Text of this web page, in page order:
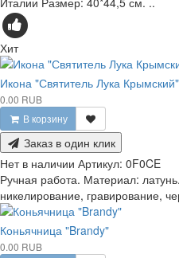
Хит
Икона "Святитель Лука Крымский"
0.00 RUB
В корзину
Заказ в один клик
Нет в наличии Артикул: 0F0CE
Ручная работа. Материал:
никелирование, гравирование,
Коньячница "Brandy"
0.00 RUB